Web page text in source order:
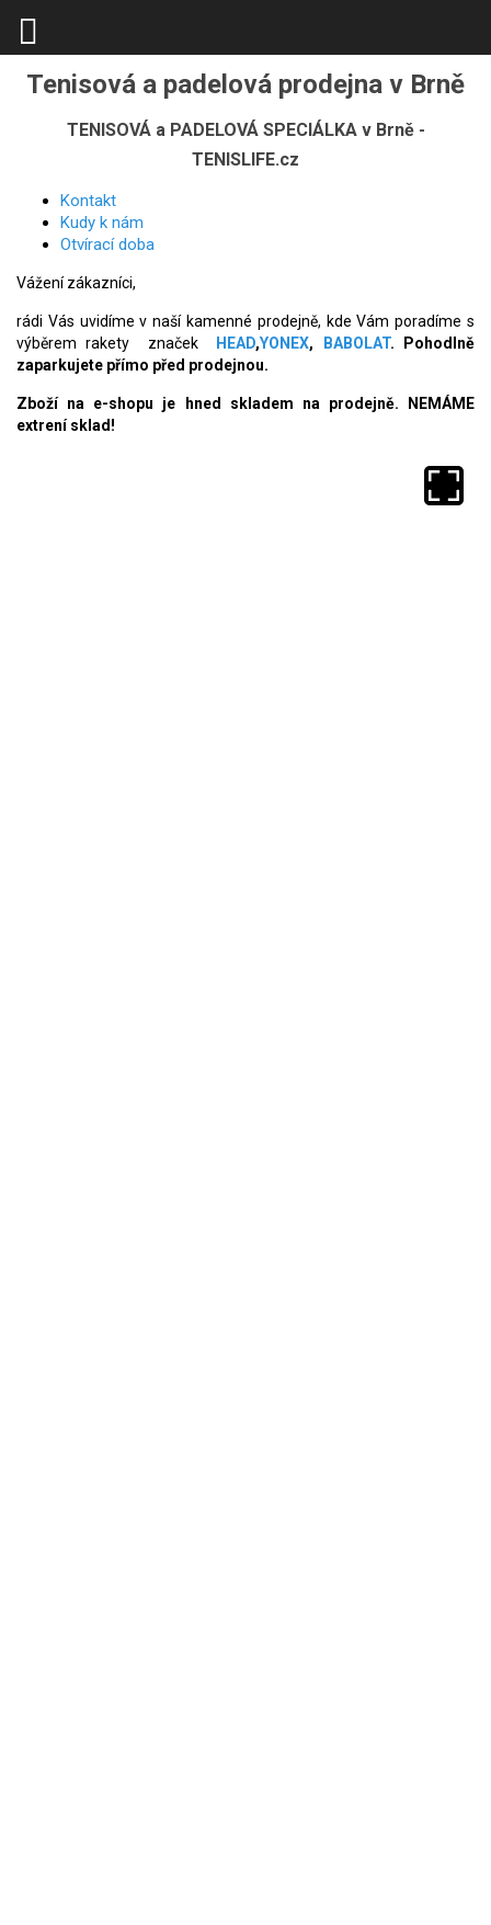
Tenisová a padelová prodejna v Brně
TENISOVÁ a PADELOVÁ SPECIÁLKA v Brně -
TENISLIFE.cz
Kontakt
Kudy k nám
Otvírací doba
Vážení zákazníci,
rádi Vás uvidíme v naší kamenné prodejně, kde Vám poradíme s
výběrem rakety značek
HEAD,YONEX, BABOLAT. Pohodlně
zaparkujete přímo před prodejnou.
Zboží na e-shopu je hned skladem na prodejně. NEMÁME
extrení sklad!